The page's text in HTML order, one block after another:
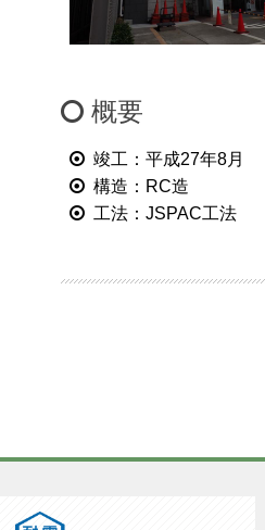
概要
竣工：平成27年8月
構造：RC造
工法：JSPAC工法